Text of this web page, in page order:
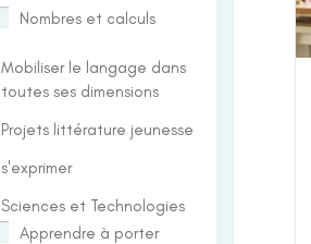
Nombres et calculs
Mobiliser le langage dans
toutes ses dimensions
Projets littérature jeunesse
s'exprimer
Sciences et Technologies
Apprendre à porter